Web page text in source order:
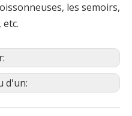
les semoirs,
d'un: